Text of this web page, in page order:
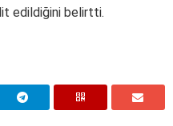
edildiğini belirtti.